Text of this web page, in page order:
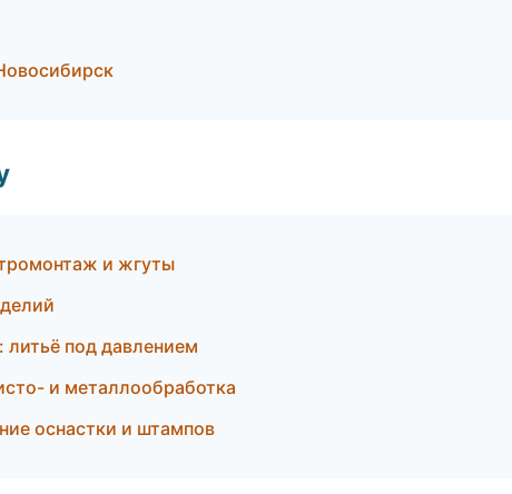
и жгуты
под давлением
и металлообработка
оснастки и штампов